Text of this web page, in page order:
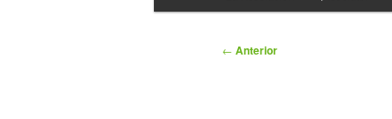
principal
Navegación
← Anterior